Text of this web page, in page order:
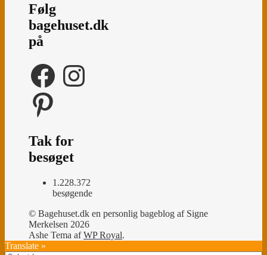
Følg
bagehuset.dk
på
FacebookInstagram
Pinterest
Tak for
besøget
1.228.372
besøgende
© Bagehuset.dk en personlig bageblog af Signe
Merkelsen 2026
Ashe Tema afWP Royal.
Translate »